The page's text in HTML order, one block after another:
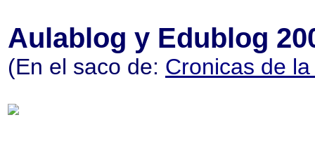
Aulablog y Edublog
(En el saco de: Cronicas de la